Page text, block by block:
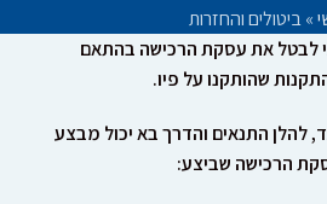
»ביטולים והחזרות
לבטל את עסקת הרכישה בהתאם
שהותקנו על פיו.
, להלן התנאים והדרך בא יכול מבצע
הרכישה שביצע: